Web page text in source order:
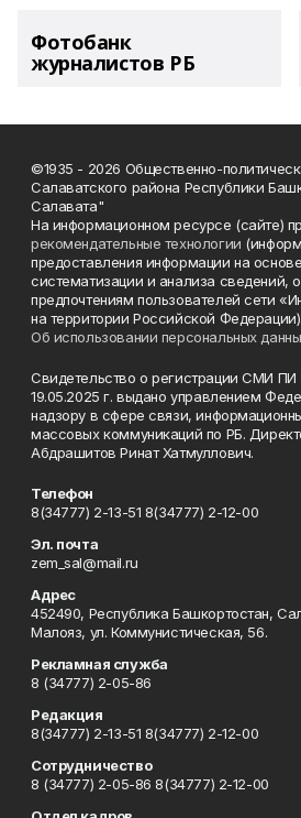
Фотобанк
журналистов РБ
©1935 - 2026 Общественно-
Салаватского района Республики
Салавата"
На информационном ресурсе (сайте)
рекомендательные технологии
предоставления информации на
систематизации и анализа сведений,
предпочтениям пользователей сети
на территории Российской Федерации).
Об использовании персональных
Свидетельство о регистрации СМИ
19.05.2025 г. выдано управлением
надзору в сфере связи,
массовых коммуникаций по РБ.
Абдрашитов Ринат Хатмуллович.
Телефон
8(34777) 2-13-51 8(34777) 2-12-00
Эл. почта
zem_sal@mail.ru
Адрес
452490, Республика Башкортостан,
Малояз, ул. Коммунистическая, 56.
Рекламная служба
8 (34777) 2-05-86
Редакция
8(34777) 2-13-51 8(34777) 2-12-00
Сотрудничество
8 (34777) 2-05-86 8(34777) 2-12-00